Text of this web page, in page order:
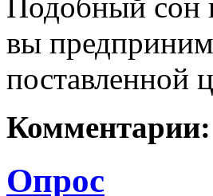
вы
поставленной
Комментарии:
Опрос